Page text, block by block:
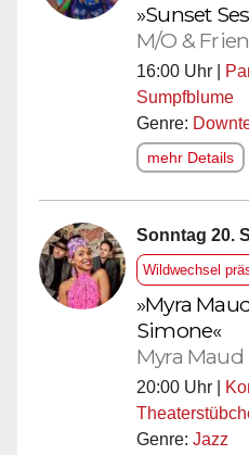
»Sunset
M/O &
16:00 Uhr |
Sumpfblume
Genre:
mehr Details
Sonntag 20.
Wildwechsel
»Myra
Simone«
Myra Maud
20:00 Uhr |
Genre: Jazz